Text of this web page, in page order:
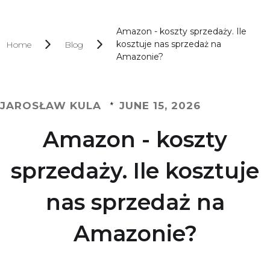
Home Blog
Amazon - koszty sprzedaży. Ile
kosztuje nas sprzedaż na
Amazonie?
JAROSŁAW KULA * JUNE 15, 2026
Amazon - koszty
sprzedaży. Ile kosztuje
nas sprzedaż na
Amazonie?